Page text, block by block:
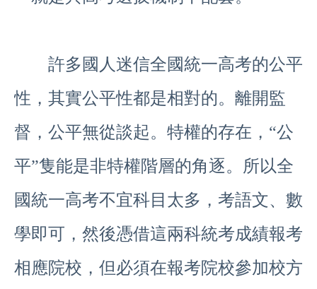
許多國人迷信全國統一高考的公平
性，其實公平性都是相對的。離開監
督，公平無從談起。特權的存在，“公
平”隻能是非特權階層的角逐。所以全
國統一高考不宜科目太多，考語文、數
學即可，然後憑借這兩科統考成績報考
相應院校，但必須在報考院校參加校方